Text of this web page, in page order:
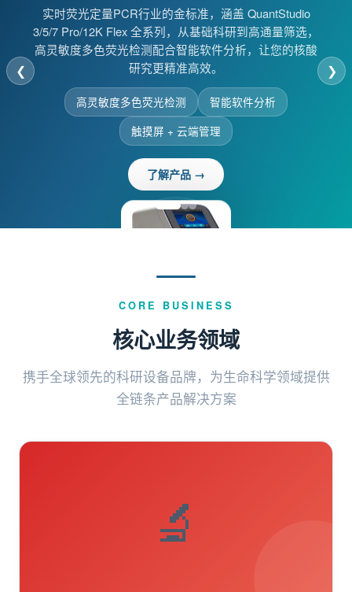
实时荧光定量PCR行业的金标准，涵盖 QuantStudio
3/5/7 Pro/12K Flex 全系列，从基础科研到高通量筛选，
高灵敏度多色荧光检测配合智能软件分析，让您的核酸
研究更精准高效。
高灵敏度多色荧光检测
智能软件分析
触摸屏 + 云端管理
了解产品 →
为疫苗、血液制品及生物样本提供安全可靠的超低温存
储方案。复叠式制冷系统搭配VIP真空保温技术，断电
72小时仍保持-70°C，全方位保障您的珍贵样本安全。
VIP真空保温技术
断电72小时保温
多重报警系统
了解产品 →
❮ ❯
CORE BUSINESS
核心业务领域
携手全球领先的科研设备品牌，为生命科学领域提供
全链条产品解决方案
🔬